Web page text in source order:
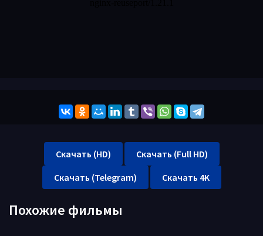
Скачать (HD)
Скачать (Full HD)
Скачать (Telegram)
Скачать 4K
Похожие фильмы